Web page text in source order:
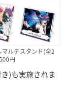
マルチスタンド(全2
円
)も実施されま